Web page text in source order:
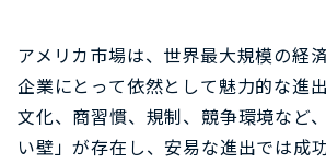
アメリカ市場は、世界最大規模の経
企業にとって依然として魅力的な進
文化、商習慣、規制、競争環境など
い壁」が存在し、安易な進出では成